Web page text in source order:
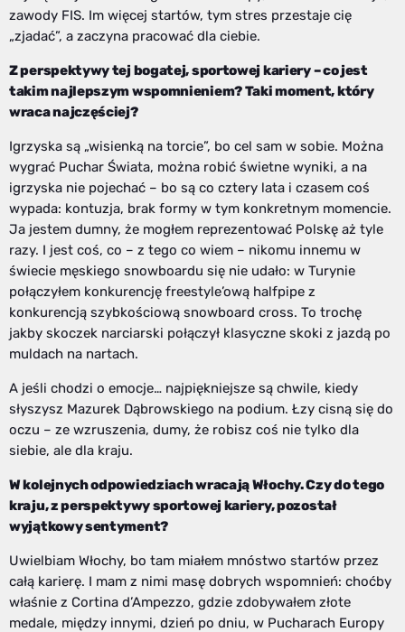
zawody FIS. Im więcej startów, tym stres przestaje cię
„zjadać”, a zaczyna pracować dla ciebie.
Z perspektywy tej bogatej, sportowej kariery – co jest
takim najlepszym wspomnieniem? Taki moment, który
wraca najczęściej?
Igrzyska są „wisienką na torcie”, bo cel sam w sobie. Można
wygrać Puchar Świata, można robić świetne wyniki, a na
igrzyska nie pojechać – bo są co cztery lata i czasem coś
wypada: kontuzja, brak formy w tym konkretnym momencie.
Ja jestem dumny, że mogłem reprezentować Polskę aż tyle
razy. I jest coś, co – z tego co wiem – nikomu innemu w
świecie męskiego snowboardu się nie udało: w Turynie
połączyłem konkurencję freestyle’ową halfpipe z
konkurencją szybkościową snowboard cross. To trochę
jakby skoczek narciarski połączył klasyczne skoki z jazdą po
muldach na nartach.
A jeśli chodzi o emocje… najpiękniejsze są chwile, kiedy
słyszysz Mazurek Dąbrowskiego na podium. Łzy cisną się do
oczu – ze wzruszenia, dumy, że robisz coś nie tylko dla
siebie, ale dla kraju.
W kolejnych odpowiedziach wracają Włochy. Czy do tego
kraju, z perspektywy sportowej kariery, pozostał
wyjątkowy sentyment?
Uwielbiam Włochy, bo tam miałem mnóstwo startów przez
całą karierę. I mam z nimi masę dobrych wspomnień: choćby
właśnie z Cortina d’Ampezzo, gdzie zdobywałem złote
medale, między innymi, dzień po dniu, w Pucharach Europy